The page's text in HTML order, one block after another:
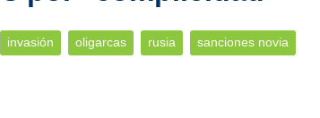
invasión oligarcas rusia sanciones novia